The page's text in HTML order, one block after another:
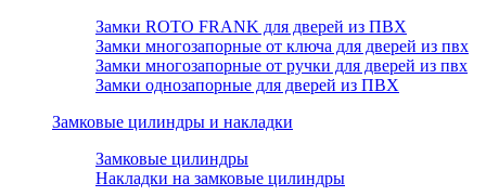
Замки ROTO FRANK для дверей из ПВХ
Замки многозапорные от ключа для дверей из пвх
Замки многозапорные от ручки для дверей из пвх
Замки однозапорные для дверей из ПВХ
Замковые цилиндры и накладки
Замковые цилиндры
Накладки на замковые цилиндры